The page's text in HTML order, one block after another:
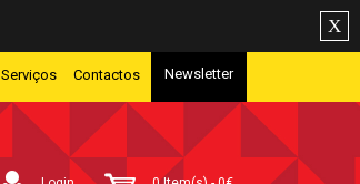
X
Newsletter
Serviços Contactos